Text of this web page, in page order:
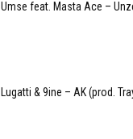
Umse feat. Masta Ace –
Lugatti & 9ine – AK (prod.